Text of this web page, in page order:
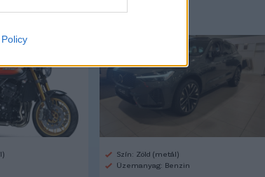
Szín: Zöld (metál)
Üzemanyag: Benzin